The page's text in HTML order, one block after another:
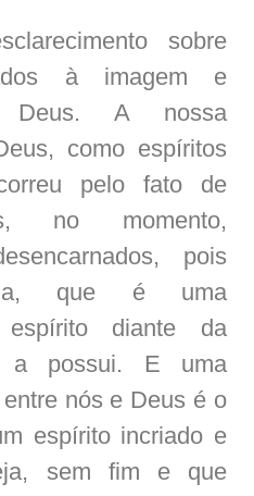
sobre
à imagem e
Deus. A nossa
como espíritos
pelo fato de
no momento,
pois
que é uma
espírito diante da
a possui. E uma
nós e Deus é o
espírito incriado e
sem fim e que